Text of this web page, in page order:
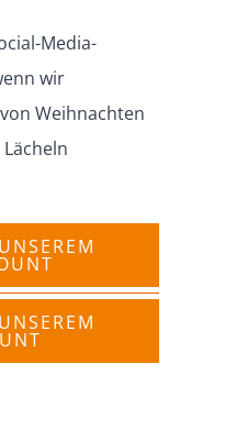
Media-
wir
Weihnachten